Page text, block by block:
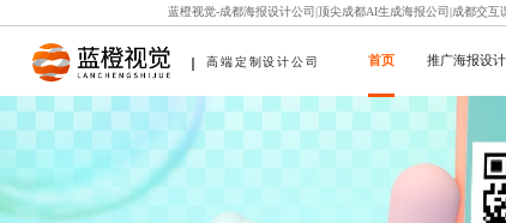
蓝橙视觉-成都海报设计公司|顶尖成都AI生成海报公司|成都交
高端定制设计公司 首页 推广海报设计